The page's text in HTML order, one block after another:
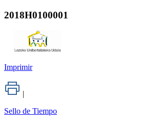
2018H0100001
Imprimir
|
Sello de Tiempo